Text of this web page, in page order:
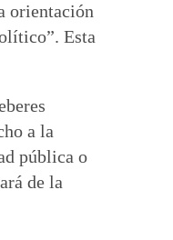
orientación
Esta
a la
pública o
de la